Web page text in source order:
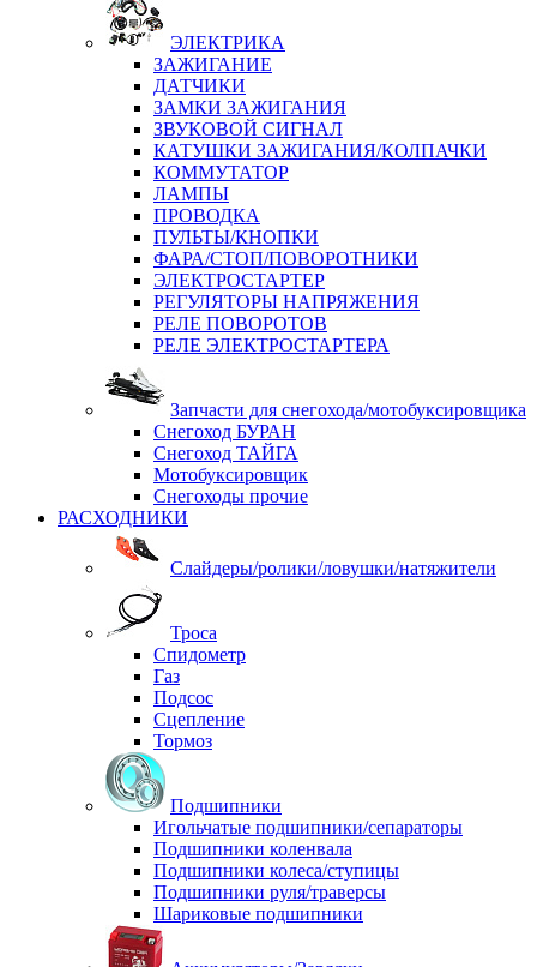
ЭЛЕКТРИКА
ЗАЖИГАНИЕ
ДАТЧИКИ
ЗАМКИ ЗАЖИГАНИЯ
ЗВУКОВОЙ СИГНАЛ
КАТУШКИ ЗАЖИГАНИЯ/КОЛПАЧКИ
КОММУТАТОР
ЛАМПЫ
ПРОВОДКА
ПУЛЬТЫ/КНОПКИ
ФАРА/СТОП/ПОВОРОТНИКИ
ЭЛЕКТРОСТАРТЕР
РЕГУЛЯТОРЫ НАПРЯЖЕНИЯ
РЕЛЕ ПОВОРОТОВ
РЕЛЕ ЭЛЕКТРОСТАРТЕРА
Запчасти для снегохода/мотобуксировщика
Снегоход БУРАН
Снегоход ТАЙГА
Мотобуксировщик
Снегоходы прочие
РАСХОДНИКИ
Слайдеры/ролики/ловушки/натяжители
Троса
Спидометр
Газ
Подсос
Сцепление
Тормоз
Подшипники
Игольчатые подшипники/сепараторы
Подшипники коленвала
Подшипники колеса/ступицы
Подшипники руля/траверсы
Шариковые подшипники